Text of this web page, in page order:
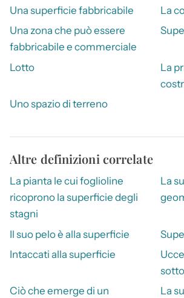
Una superficie fabbricabile La
Una zona che può essere
fabbricabile e commerciale
Lotto
La
Uno spazio di terreno
Altre definizioni correlate
La pianta le cui foglioline
ricoprono la superficie degli
stagni
La
Il suo pelo è alla superficie
Intaccati alla superficie
Ciò che emerge di un
La